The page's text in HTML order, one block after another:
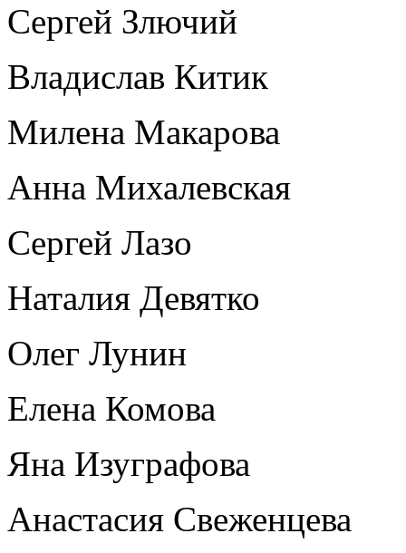
Сергей Злючий
Владислав Китик
Милена Макарова
Анна Михалевская
Сергей Лазо
Наталия Девятко
Олег Лунин
Елена Комова
Яна Изуграфова
Анастасия Свеженцева